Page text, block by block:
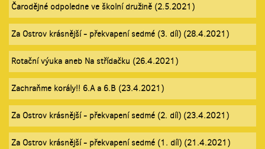
Čarodějné odpoledne ve školní družině (2.5.2021)
Za Ostrov krásnější - překvapení sedmé (3. díl) (28.4.2021)
Rotační výuka aneb Na střídačku (26.4.2021)
Zachraňme korály!! 6.A a 6.B (23.4.2021)
Za Ostrov krásnější - překvapení sedmé (2. díl) (23.4.2021)
Za Ostrov krásnější - překvapení sedmé (1. díl) (21.4.2021)